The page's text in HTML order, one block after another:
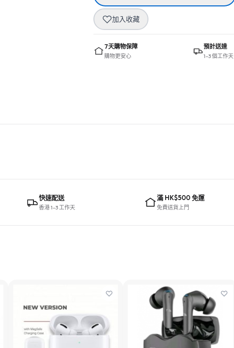
加入收藏
7天購物保障
購物更安心
預計送達
1–3 個工作天
快速配送
香港 1–3 工作天
滿 HK$500 免運
免費送貨上門